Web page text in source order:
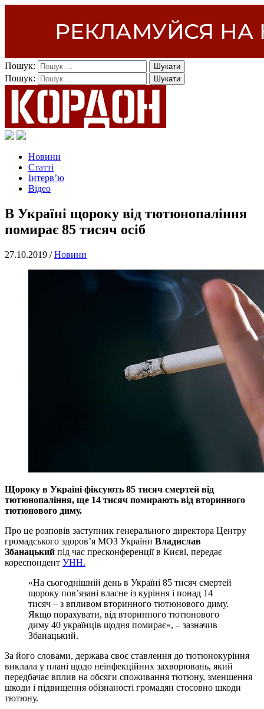
Пошук:
Пошук:
Новини
Статті
Інтерв’ю
Відео
В Україні щороку від тютюнопаління
помирає 85 тисяч осіб
27.10.2019 /Новини
Щороку в Україні фіксують 85 тисяч смертей від
тютюнопаління, ще 14 тисяч помирають від вторинного
тютюнового диму.
Про це розповів заступник генерального директора Центру
громадського здоров’я МОЗ України Владислав
Збанацький під час пресконференції в Києві, передає
кореспондент УНН.
«На сьогоднішній день в Україні 85 тисяч смертей
щороку пов’язані власне із куріння і понад 14
тисяч – з впливом вторинного тютюнового диму.
Якщо порахувати, від вторинного тютюнового
диму 40 українців щодня помирає», – зазначив
Збанацький.
За його словами, держава своє ставлення до тютюнокуріння
виклала у плані щодо неінфекційних захворювань, який
передбачає вплив на обсяги споживання тютюну, зменшення
шкоди і підвищення обізнаності громадян стосовно шкоди
тютюну.